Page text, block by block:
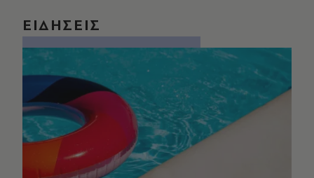
ΕΙΔΗΣΕΙΣ